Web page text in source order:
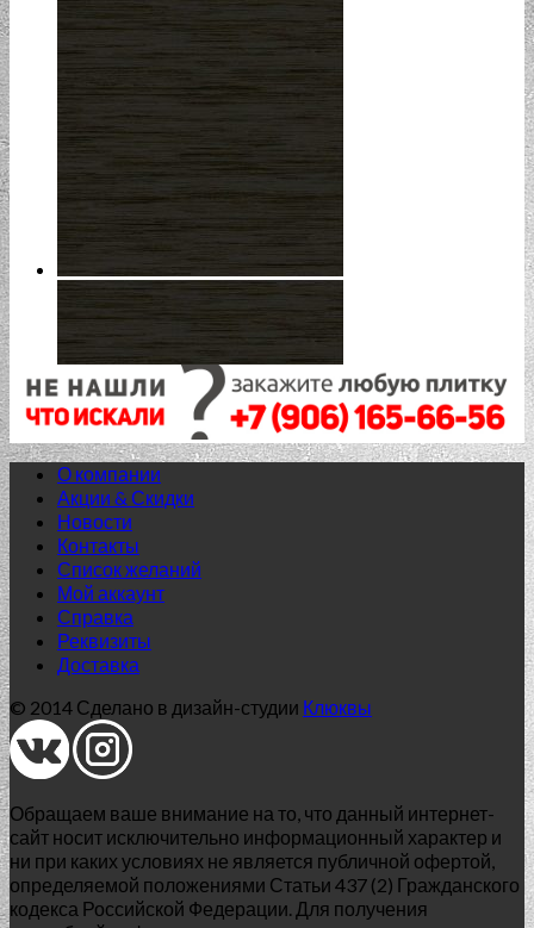
Нет в наличии
60x60 (SR) структурированный
G-157/SR/600x600x10
1 138.00₽
Добавить в список желаний
О компании
Акции & Скидки
Новости
Контакты
Список желаний
Мой аккаунт
Справка
Реквизиты
Доставка
© 2014 Сделано в дизайн-студии Клюквы
Обращаем ваше внимание на то, что данный интернет-
сайт носит исключительно информационный характер и
ни при каких условиях не является публичной офертой,
определяемой положениями Статьи 437 (2) Гражданского
кодекса Российской Федерации. Для получения